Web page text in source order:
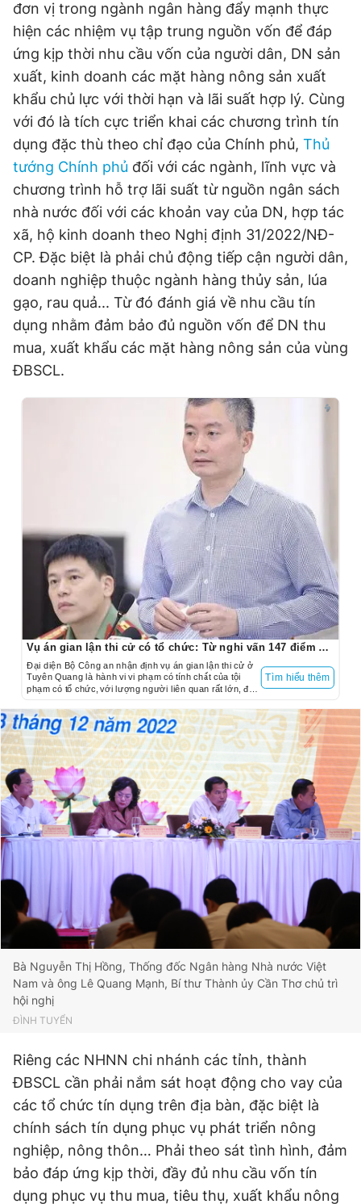
đơn vị trong ngành ngân hàng đẩy mạnh thực
hiện các nhiệm vụ tập trung nguồn vốn để đáp
ứng kịp thời nhu cầu vốn của người dân, DN sản
xuất, kinh doanh các mặt hàng nông sản xuất
khẩu chủ lực với thời hạn và lãi suất hợp lý. Cùng
với đó là tích cực triển khai các chương trình tín
dụng đặc thù theo chỉ đạo của Chính phủ, Thủ
tướng Chính phủ đối với các ngành, lĩnh vực và
chương trình hỗ trợ lãi suất từ nguồn ngân sách
nhà nước đối với các khoản vay của DN, hợp tác
xã, hộ kinh doanh theo Nghị định 31/2022/NĐ-
CP. Đặc biệt là phải chủ động tiếp cận người dân,
doanh nghiệp thuộc ngành hàng thủy sản, lúa
gạo, rau quả... Từ đó đánh giá về nhu cầu tín
dụng nhằm đảm bảo đủ nguồn vốn để DN thu
mua, xuất khẩu các mặt hàng nông sản của vùng
ĐBSCL.
Vụ án gian lận thi cử có tổ chức: Từ nghi vấn 147 điểm 10 toán
Đại diện Bộ Công an nhận định vụ án gian lận thi cử ở
Tuyên Quang là hành vi vi phạm có tính chất của tội
phạm có tổ chức, với lượng người liên quan rất lớn, đặc
biệt là 328 thí sinh.
Tìm hiểu thêm
Bà Nguyễn Thị Hồng, Thống đốc Ngân hàng Nhà nước Việt
Nam và ông Lê Quang Mạnh, Bí thư Thành ủy Cần Thơ chủ trì
hội nghị
ĐÌNH TUYỂN
Riêng các NHNN chi nhánh các tỉnh, thành
ĐBSCL cần phải nắm sát hoạt động cho vay của
các tổ chức tín dụng trên địa bàn, đặc biệt là
chính sách tín dụng phục vụ phát triển nông
nghiệp, nông thôn… Phải theo sát tình hình, đảm
bảo đáp ứng kịp thời, đầy đủ nhu cầu vốn tín
dụng phục vụ thu mua, tiêu thụ, xuất khẩu nông